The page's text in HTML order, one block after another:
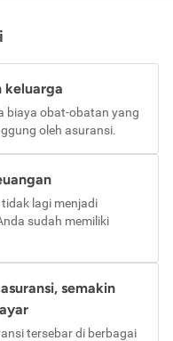
keluarga
biaya obat-obatan yang
oleh asuransi.
lagi menjadi
sudah memiliki
semakin
tersebar di berbagai